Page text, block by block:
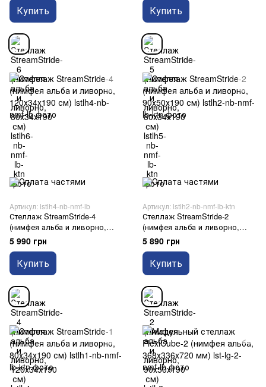
Купить Купить
Артикул: lstlh4-nb-nmf-lb
Стеллаж StreamStride-4
(нимфея альба и ливорно,
120х34х190 см)
5 990 грн
Купить
Артикул: lstlh2-nb-nmf-lb-ktn
Стеллаж StreamStride-2
(нимфея альба и ливорно,
90х50х190 см)
5 890 грн
Купить